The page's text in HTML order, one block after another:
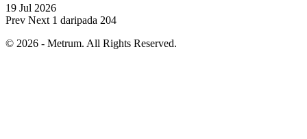
19 Jul 2026
Prev Next 1 daripada 204
© 2026 - Metrum. All Rights Reserved.